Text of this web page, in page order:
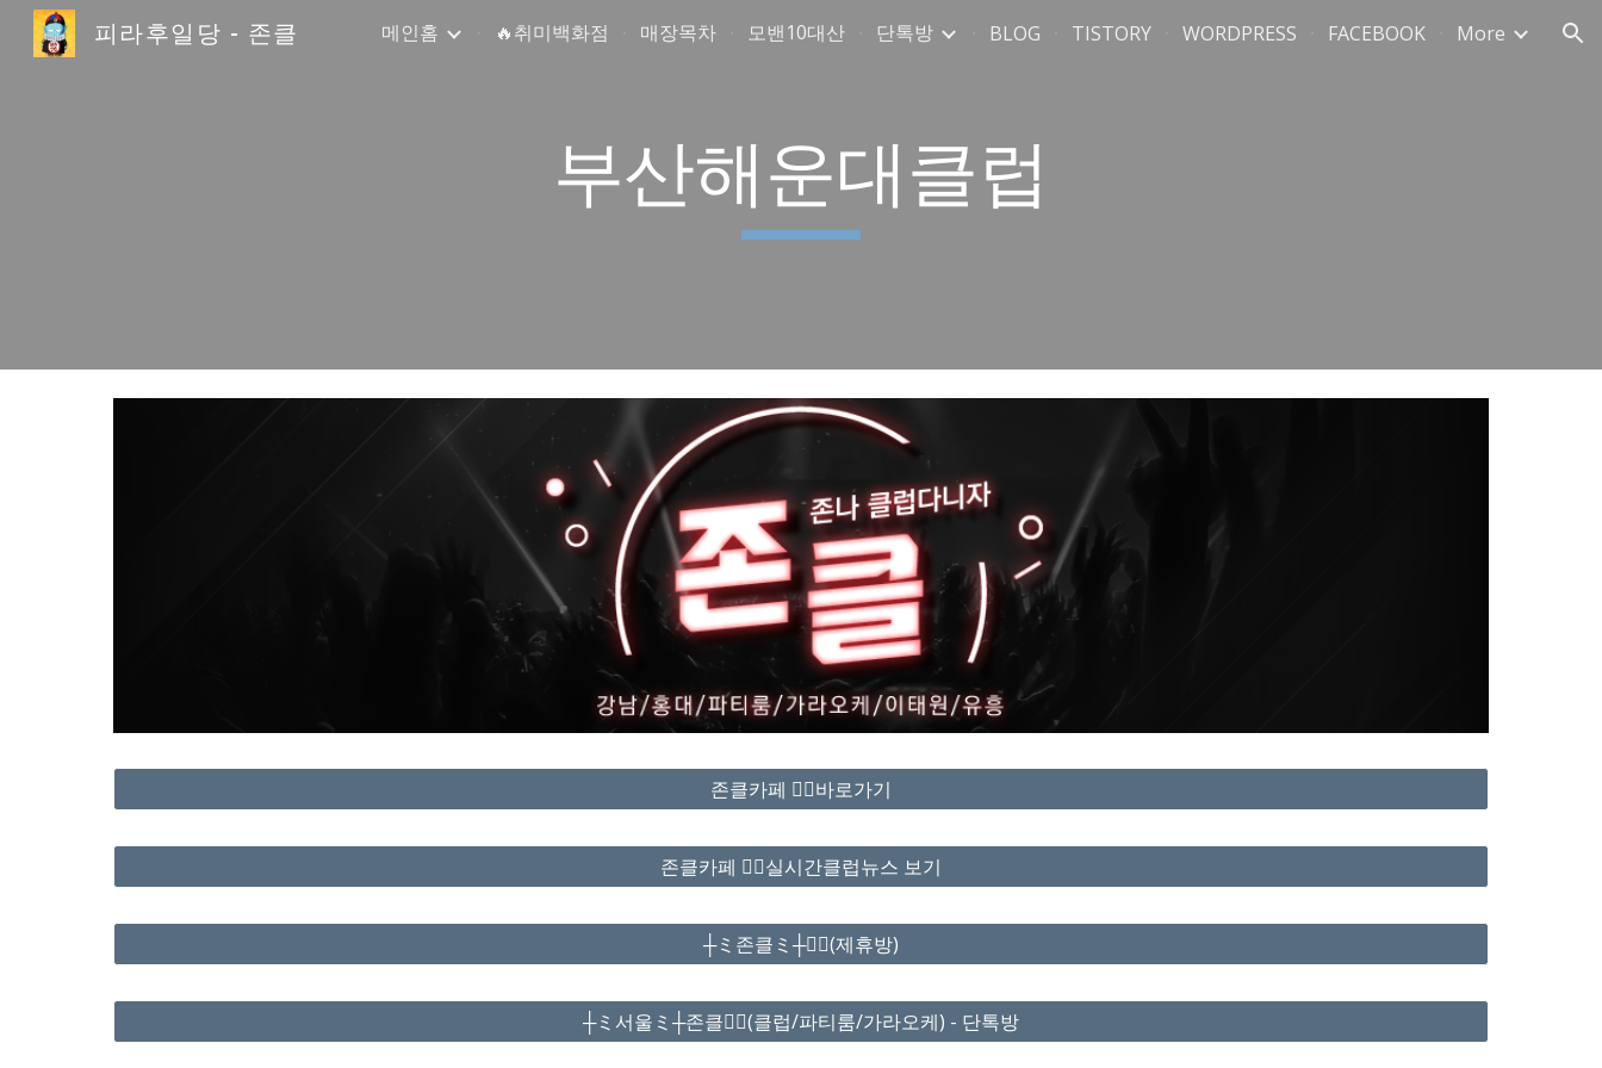
Skip to main content Skip to navigation
피라후일당 - 존클 메인홈 🔥취미백화점 매장목차 모밴10대산 단톡방 BLOG TISTORY WORDPRESS FACEBOOK More
부산해운대클럽
존클카페 ❤️‍🔥바로가기
존클카페 ❤️‍🔥실시간클럽뉴스 보기
┼ミ존클ミ┼❤️‍🔥(제휴방)
┼ミ서울ミ┼존클❤️‍🔥(클럽/파티룸/가라오케) - 단톡방